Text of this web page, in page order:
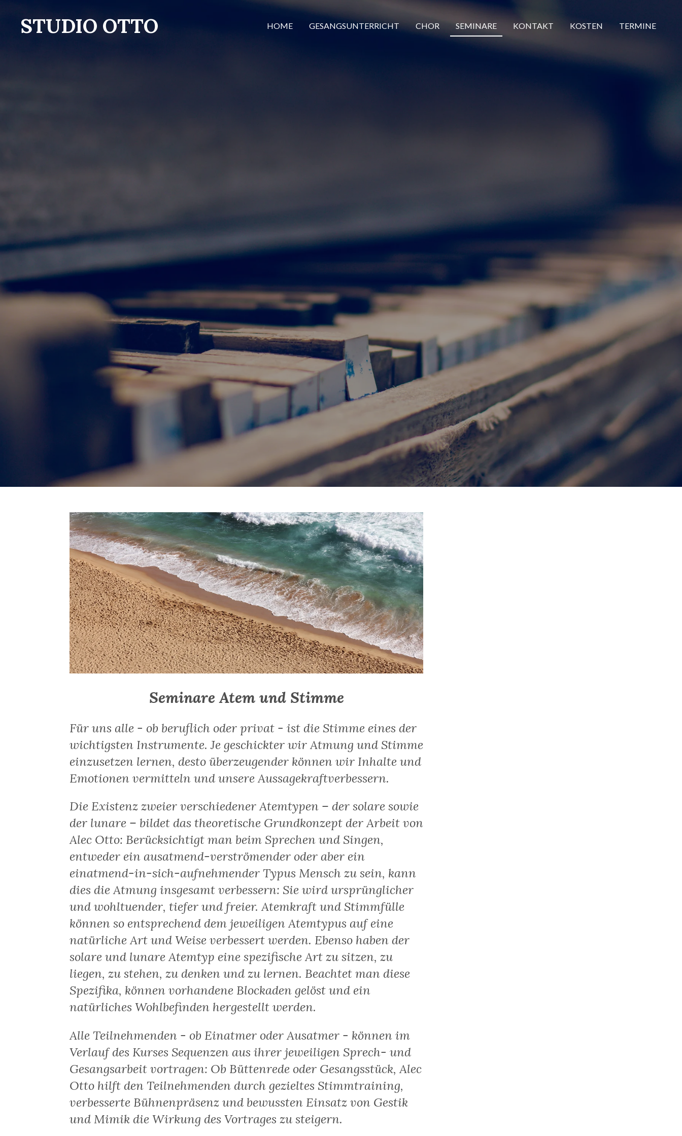
Hauptinhalt
STUDIO OTTO HOME GESANGSUNTERRICHT CHOR SEMINARE KONTAKT KOSTEN TERMINE
Seminare Atem und Stimme
Für uns alle - ob beruflich oder privat - ist die Stimme eines der
wichtigsten Instrumente. Je geschickter wir Atmung und Stimme
einzusetzen lernen, desto überzeugender können wir Inhalte und
Emotionen vermitteln und unsere Aussagekraftverbessern.
Die Existenz zweier verschiedener Atemtypen – der solare sowie
der lunare – bildet das theoretische Grundkonzept der Arbeit von
Alec Otto: Berücksichtigt man beim Sprechen und Singen,
entweder ein ausatmend-verströmender oder aber ein
einatmend-in-sich-aufnehmender Typus Mensch zu sein, kann
dies die Atmung insgesamt verbessern: Sie wird ursprünglicher
und wohltuender, tiefer und freier. Atemkraft und Stimmfülle
können so entsprechend dem jeweiligen Atemtypus auf eine
natürliche Art und Weise verbessert werden. Ebenso haben der
solare und lunare Atemtyp eine spezifische Art zu sitzen, zu
liegen, zu stehen, zu denken und zu lernen. Beachtet man diese
Spezifika, können vorhandene Blockaden gelöst und ein
natürliches Wohlbefinden hergestellt werden.
Alle Teilnehmenden - ob Einatmer oder Ausatmer - können im
Verlauf des Kurses Sequenzen aus ihrer jeweiligen Sprech- und
Gesangsarbeit vortragen: Ob Büttenrede oder Gesangsstück, Alec
Otto hilft den Teilnehmenden durch gezieltes Stimmtraining,
verbesserte Bühnenpräsenz und bewussten Einsatz von Gestik
und Mimik die Wirkung des Vortrages zu steigern.